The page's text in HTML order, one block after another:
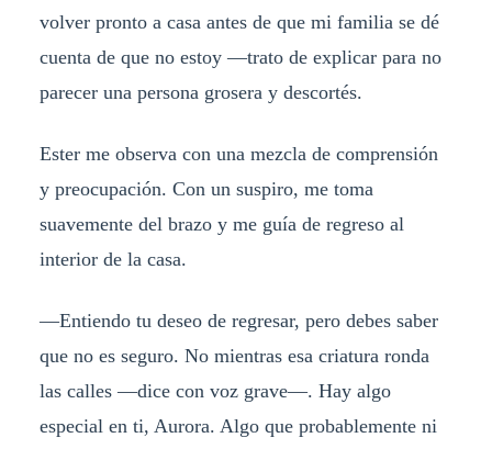
volver pronto a casa antes de que mi familia se dé
cuenta de que no estoy —trato de explicar para no
parecer una persona grosera y descortés.
Ester me observa con una mezcla de comprensión
y preocupación. Con un suspiro, me toma
suavemente del brazo y me guía de regreso al
interior de la casa.
—Entiendo tu deseo de regresar, pero debes saber
que no es seguro. No mientras esa criatura ronda
las calles —dice con voz grave—. Hay algo
especial en ti, Aurora. Algo que probablemente ni